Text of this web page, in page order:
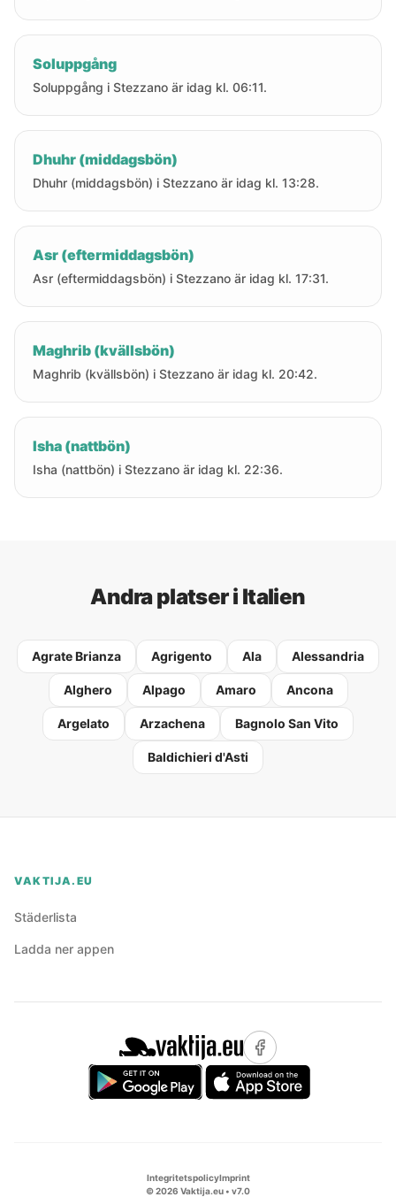
Soluppgång
Soluppgång i Stezzano är idag kl. 06:11.
Dhuhr (middagsbön)
Dhuhr (middagsbön) i Stezzano är idag kl. 13:28.
Asr (eftermiddagsbön)
Asr (eftermiddagsbön) i Stezzano är idag kl. 17:31.
Maghrib (kvällsbön)
Maghrib (kvällsbön) i Stezzano är idag kl. 20:42.
Isha (nattbön)
Isha (nattbön) i Stezzano är idag kl. 22:36.
Andra platser i Italien
Agrate Brianza Agrigento Ala Alessandria
Alghero Alpago Amaro Ancona
Argelato Arzachena Bagnolo San Vito
Baldichieri d'Asti
VAKTIJA.EU
Städerlista
Ladda ner appen
IntegritetspolicyImprint
©2026 Vaktija.eu • v7.0